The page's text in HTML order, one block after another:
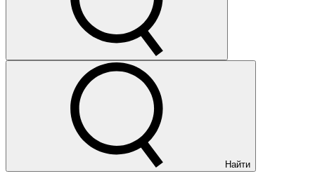
Найти